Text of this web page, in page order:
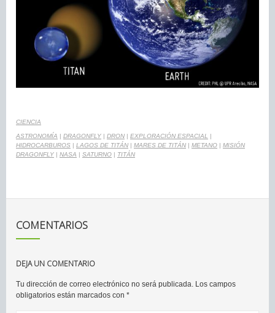
CIENCIA
ASTRONOMÍA | DRAGONFLY | DRON | EXPLORACIÓN ESPACIAL |
HIDROCARBUROS | LAGOS DE TITÁN | MARES DE TITÁN | METANO | MISIÓN
DRAGONFLY | NASA | SATURNO | TITÁN
COMENTARIOS
DEJA UN COMENTARIO
Tu dirección de correo electrónico no será publicada. Los campos
obligatorios están marcados con *